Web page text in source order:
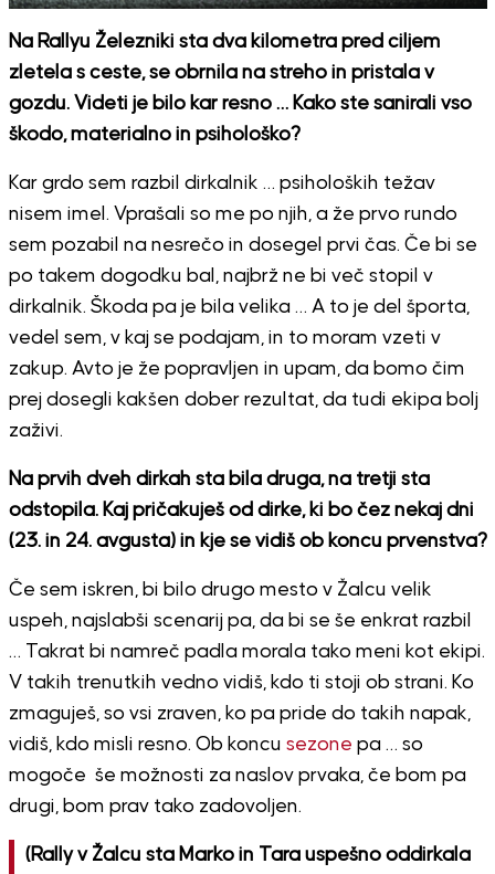
Na Rallyu Železniki sta dva kilometra pred ciljem
zletela s ceste, se obrnila na streho in pristala v
gozdu. Videti je bilo kar resno … Kako ste sanirali vso
škodo, materialno in psihološko?
Kar grdo sem razbil dirkalnik … psiholoških težav
nisem imel. Vprašali so me po njih, a že prvo rundo
sem pozabil na nesrečo in dosegel prvi čas. Če bi se
po takem dogodku bal, najbrž ne bi več stopil v
dirkalnik. Škoda pa je bila velika … A to je del športa,
vedel sem, v kaj se podajam, in to moram vzeti v
zakup. Avto je že popravljen in upam, da bomo čim
prej dosegli kakšen dober rezultat, da tudi ekipa bolj
zaživi.
Na prvih dveh dirkah sta bila druga, na tretji sta
odstopila. Kaj pričakuješ od dirke, ki bo čez nekaj dni
(23. in 24. avgusta) in kje se vidiš ob koncu prvenstva?
Če sem iskren, bi bilo drugo mesto v Žalcu velik
uspeh, najslabši scenarij pa, da bi se še enkrat razbil
… Takrat bi namreč padla morala tako meni kot ekipi.
V takih trenutkih vedno vidiš, kdo ti stoji ob strani. Ko
zmaguješ, so vsi zraven, ko pa pride do takih napak,
vidiš, kdo misli resno. Ob koncu sezone pa … so
mogoče še možnosti za naslov prvaka, če bom pa
drugi, bom prav tako zadovoljen.
(Rally v Žalcu sta Marko in Tara uspešno oddirkala